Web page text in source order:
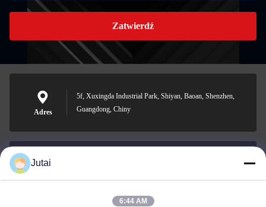
Zatwierdź
Adres
5f, Xuxingda Industrial Park, Shiyan, Baoan, Shenzhen,
Guangdong, Chiny
Wiadomość
Jutai
6:44 AM